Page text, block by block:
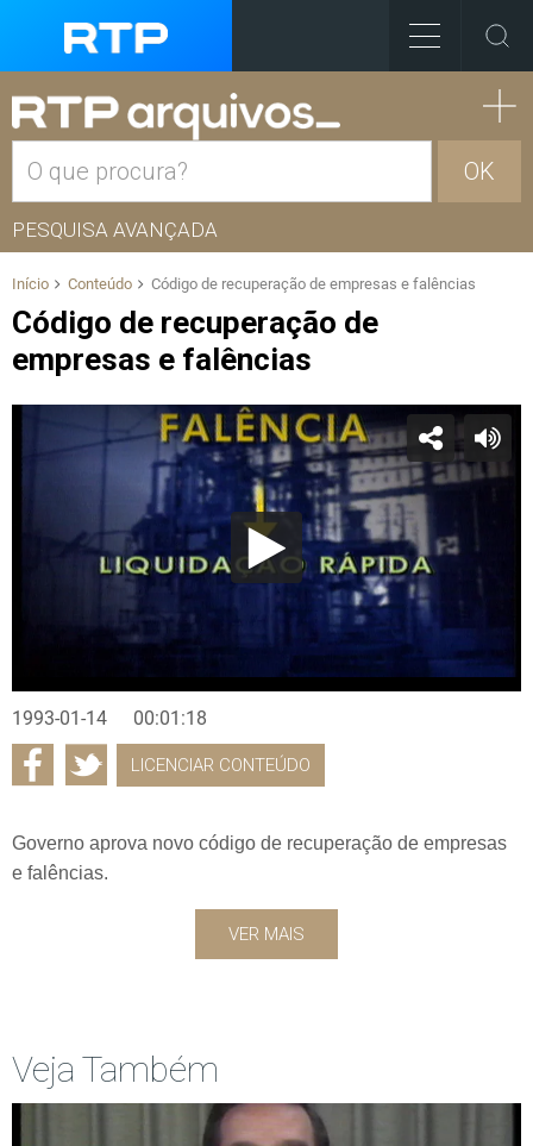
OK
PESQUISA AVANÇADA
Início Conteúdo Código de recuperação de empresas e falências
Código de recuperação de
empresas e falências
1993-01-14 00:01:18
LICENCIAR CONTEÚDO
Governo aprova novo código de recuperação de empresas
e falências.
VER MAIS
Veja Também